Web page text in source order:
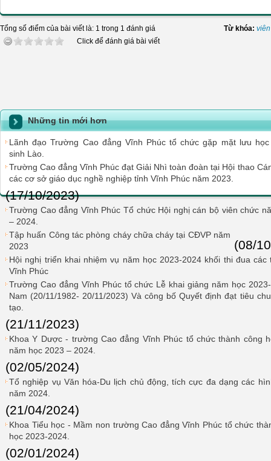
Tổng số điểm của bài viết là: 1 trong 1 đánh giá
Click để đánh giá bài viết
Từ khóa:
Những tin mới hơn
Lãnh đạo Trường Cao đẳng Vĩnh Phúc tổ chức gặp mặt lưu học
sinh Lào.
Trường Cao đẳng Vĩnh Phúc đạt Giải Nhì toàn đoàn tại Hội thao
các cơ sở giáo dục nghề nghiệp tỉnh Vĩnh Phúc năm 2023.
(17/10/2023)
Trường Cao đẳng Vĩnh Phúc Tổ chức Hội nghị cán bộ viên chức
– 2024.
Tập huấn Công tác phòng cháy chữa cháy tại CĐVP năm
2023
(08/
Hội nghị triển khai nhiệm vụ năm học 2023-2024 khối thi đua
Vĩnh Phúc
Trường Cao đẳng Vĩnh Phúc tổ chức Lễ khai giảng năm học
Nam (20/11/1982- 20/11/2023) Và công bố Quyết định đạt tiêu
tạo.
(21/11/2023)
Khoa Y Dược - trường Cao đẳng Vĩnh Phúc tổ chức thành công
năm học 2023 – 2024.
(02/05/2024)
Tổ nghiệp vụ Văn hóa-Du lịch chủ động, tích cực đa dạng các
năm 2024.
(21/04/2024)
Khoa Tiểu học - Mầm non trường Cao đẳng Vĩnh Phúc tổ chức
học 2023-2024.
(02/01/2024)